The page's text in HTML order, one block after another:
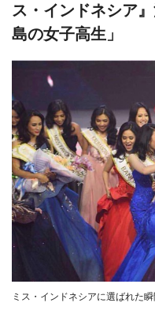
ス・インドネシア
島の女子高生」
ミス・インドネシアに選ばれた